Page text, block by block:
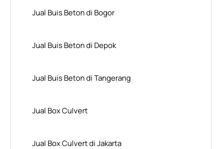
Jual Buis Beton di Bogor
Jual Buis Beton di Depok
Jual Buis Beton di Tangerang
Jual Box Culvert
Jual Box Culvert di Jakarta